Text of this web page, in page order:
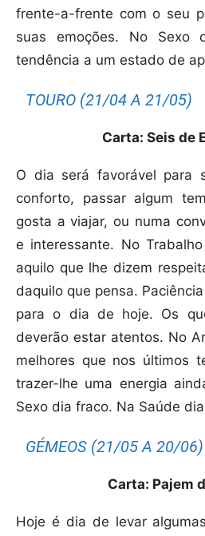
frente-a-frente com o seu
suas emoções. No Sexo
tendência a um estado de
TOURO (21/04 A 21/05)
Carta: Seis de
O dia será favorável para
conforto, passar algum
gosta a viajar, ou numa
e interessante. No
aquilo que lhe dizem
daquilo que pensa.
para o dia de hoje. Os
deverão estar atentos. No
melhores que nos últimos
trazer-lhe uma energia
Sexo dia fraco. Na Saúde
GÉMEOS (21/05 A 20/06)
Carta: Pajem
Hoje é dia de levar